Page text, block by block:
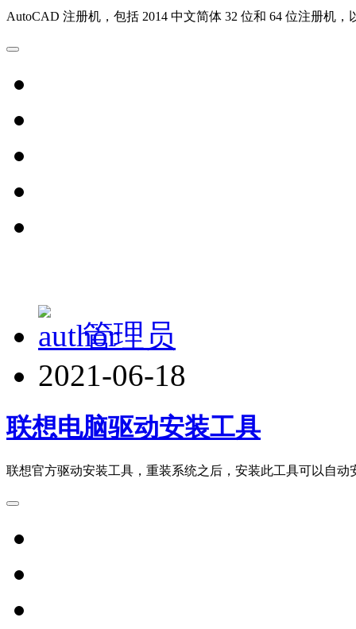
AutoCAD 注册机，包括 2014 中文简体 32 位和 64 位注册机
管理员
2021-06-18
联想电脑驱动安装工具
联想官方驱动安装工具，重装系统之后，安装此工具可以自